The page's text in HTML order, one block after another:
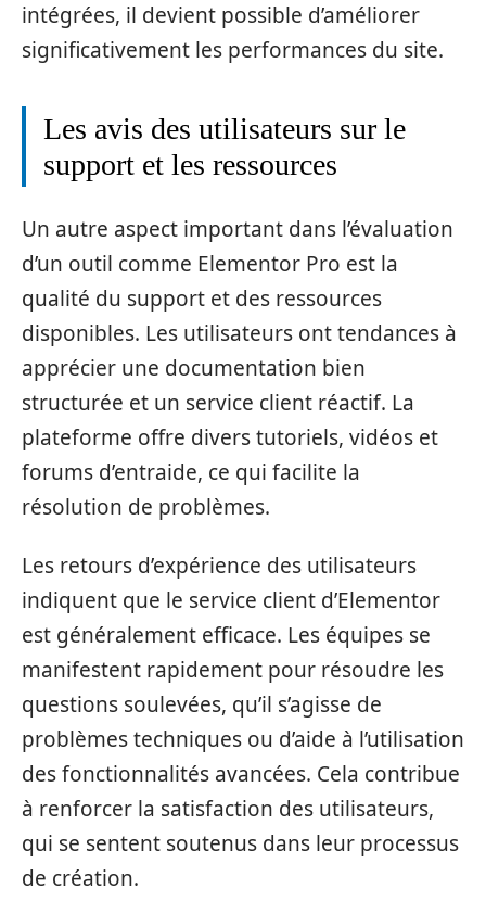
intégrées, il devient possible d’améliorer
significativement les performances du site.
Les avis des utilisateurs sur le
support et les ressources
Un autre aspect important dans l’évaluation
d’un outil comme Elementor Pro est la
qualité du support et des ressources
disponibles. Les utilisateurs ont tendances à
apprécier une documentation bien
structurée et un service client réactif. La
plateforme offre divers tutoriels, vidéos et
forums d’entraide, ce qui facilite la
résolution de problèmes.
Les retours d’expérience des utilisateurs
indiquent que le service client d’Elementor
est généralement efficace. Les équipes se
manifestent rapidement pour résoudre les
questions soulevées, qu’il s’agisse de
problèmes techniques ou d’aide à l’utilisation
des fonctionnalités avancées. Cela contribue
à renforcer la satisfaction des utilisateurs,
qui se sentent soutenus dans leur processus
de création.